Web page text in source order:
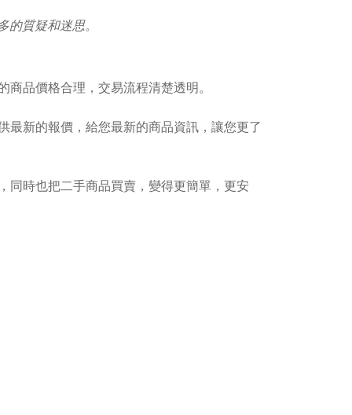
質疑和迷思。
品價格合理，交易流程清楚透明。
最新的報價，給您最新的商品資訊，讓您更了
同時也把二手商品買賣，變得更簡單，更安